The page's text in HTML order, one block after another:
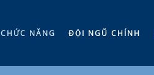
CHỨC NĂNG ĐỘI NGŨ CHÍNH